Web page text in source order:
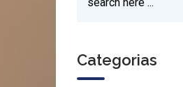
Categorias